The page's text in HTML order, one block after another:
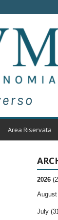
Area Riservata
2026
August
July